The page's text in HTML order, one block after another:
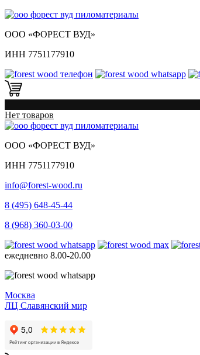
ООО «ФОРЕСТ ВУД»
ИНН 7751177910
Нет товаров
ООО «ФОРЕСТ ВУД»
ИНН 7751177910
info@forest-wood.ru
8 (495) 648-45-44
8 (968) 360-03-00
ежедневно 8.00-20.00
Москва
ЛЦ Славянский мир